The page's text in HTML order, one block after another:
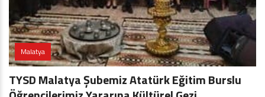
Malatya
TYSD Malatya Şubemiz Atatürk Eğitim Burslu